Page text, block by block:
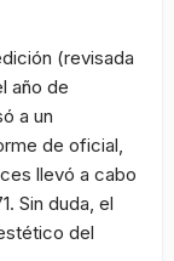
(revisada
año de
a un
de oficial,
llevó a cabo
Sin duda, el
del